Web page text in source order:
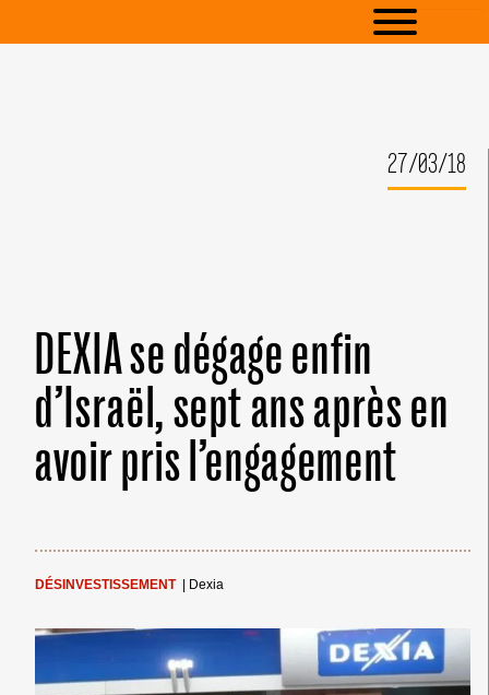
27/03/18
DEXIA se dégage enfin
d’Israël, sept ans après en
avoir pris l’engagement
DÉSINVESTISSEMENT Dexia